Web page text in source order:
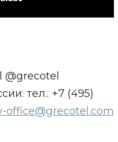
тел.: +7 (495)
office@grecotel.com